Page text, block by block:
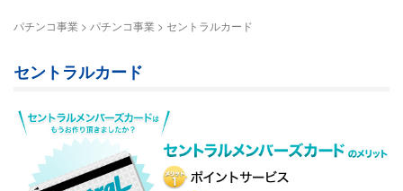
パチンコ事業 > パチンコ事業 > セントラルカード
セントラルカード